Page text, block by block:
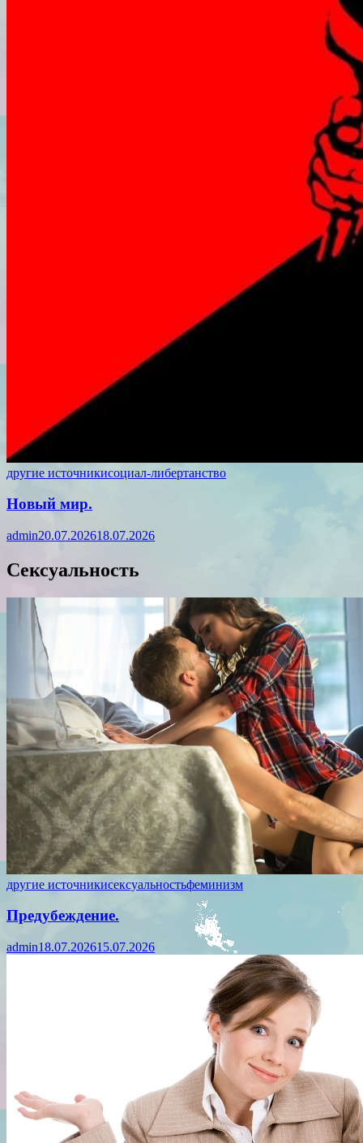
другие источникисоциал-либертанство
Новый мир.
admin20.07.202618.07.2026
Сексуальность
другие источникисексуальностьфеминизм
Предубеждение.
admin18.07.202615.07.2026